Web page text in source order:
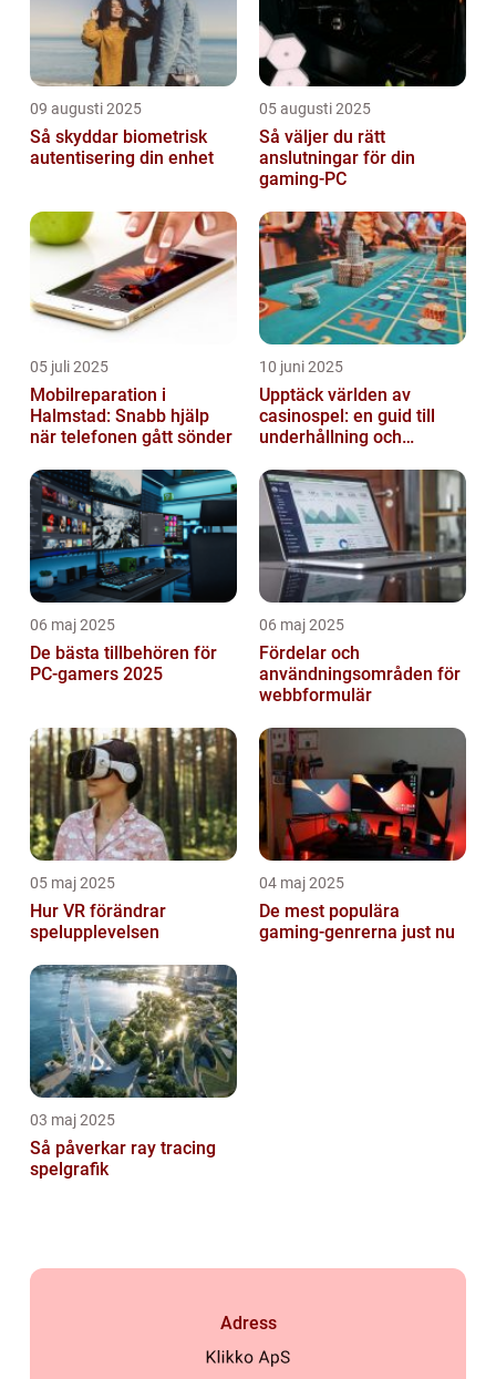
09 augusti 2025
Så skyddar biometrisk
autentisering din enhet
05 augusti 2025
Så väljer du rätt
anslutningar för din
gaming-PC
05 juli 2025
Mobilreparation i
Halmstad: Snabb hjälp
när telefonen gått sönder
10 juni 2025
Upptäck världen av
casinospel: en guid till
underhållning och
06 maj 2025
De bästa tillbehören för
PC-gamers 2025
06 maj 2025
Fördelar och
användningsområden för
webbformulär
05 maj 2025
Hur VR förändrar
spelupplevelsen
04 maj 2025
De mest populära
gaming-genrerna just nu
03 maj 2025
Så påverkar ray tracing
spelgrafik
Adress